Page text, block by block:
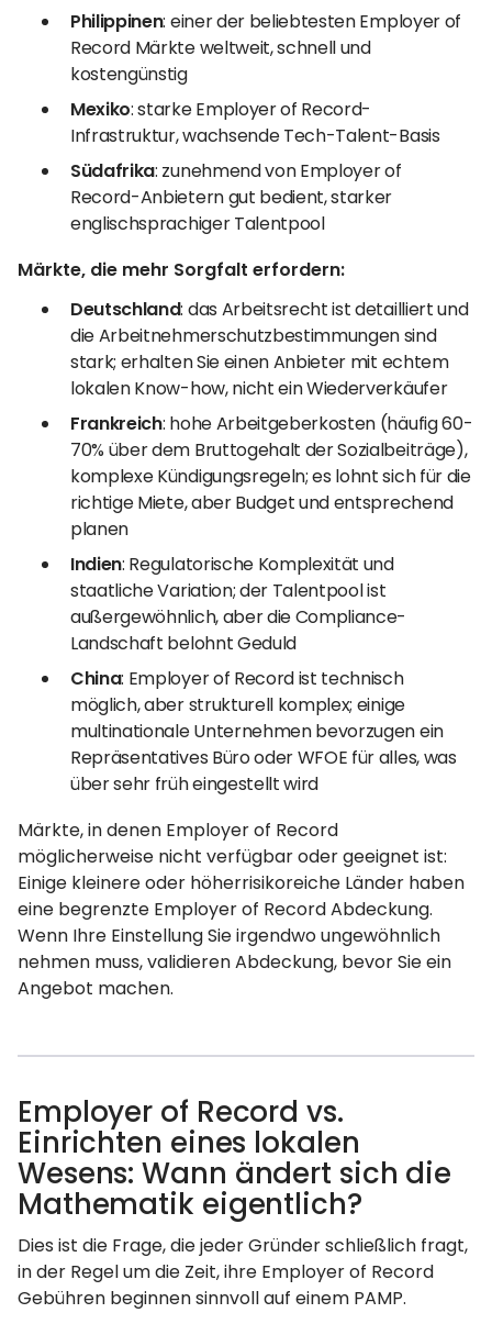
Philippinen: einer der beliebtesten Employer of
Record Märkte weltweit, schnell und
kostengünstig
Mexiko: starke Employer of Record-
Infrastruktur, wachsende Tech-Talent-Basis
Südafrika: zunehmend von Employer of
Record-Anbietern gut bedient, starker
englischsprachiger Talentpool
Märkte, die mehr Sorgfalt erfordern:
Deutschland: das Arbeitsrecht ist detailliert und
die Arbeitnehmerschutzbestimmungen sind
stark; erhalten Sie einen Anbieter mit echtem
lokalen Know-how, nicht ein Wiederverkäufer
Frankreich: hohe Arbeitgeberkosten (häufig 60-
70% über dem Bruttogehalt der Sozialbeiträge),
komplexe Kündigungsregeln; es lohnt sich für die
richtige Miete, aber Budget und entsprechend
planen
Indien: Regulatorische Komplexität und
staatliche Variation; der Talentpool ist
außergewöhnlich, aber die Compliance-
Landschaft belohnt Geduld
China: Employer of Record ist technisch
möglich, aber strukturell komplex; einige
multinationale Unternehmen bevorzugen ein
Repräsentatives Büro oder WFOE für alles, was
über sehr früh eingestellt wird
Märkte, in denen Employer of Record
möglicherweise nicht verfügbar oder geeignet ist:
Einige kleinere oder höherrisikoreiche Länder haben
eine begrenzte Employer of Record Abdeckung.
Wenn Ihre Einstellung Sie irgendwo ungewöhnlich
nehmen muss, validieren Abdeckung, bevor Sie ein
Angebot machen.
Employer of Record vs.
Einrichten eines lokalen
Wesens: Wann ändert sich die
Mathematik eigentlich?
Dies ist die Frage, die jeder Gründer schließlich fragt,
in der Regel um die Zeit, ihre Employer of Record
Gebühren beginnen sinnvoll auf einem PAMP.